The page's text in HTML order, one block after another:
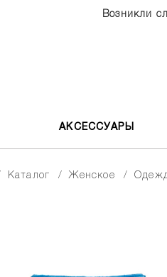
Возникли
АКСЕССУАРЫ
каталог женское